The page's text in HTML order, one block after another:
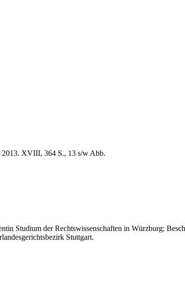
XVIII, 364 S., 13 s/w Abb.
Studium der Rechtswissenschaften in Würzburg;
Stuttgart.